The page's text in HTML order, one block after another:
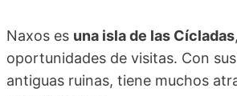
Naxos es una isla de las Cícladas
oportunidades de visitas. Con
antiguas ruinas, tiene muchos